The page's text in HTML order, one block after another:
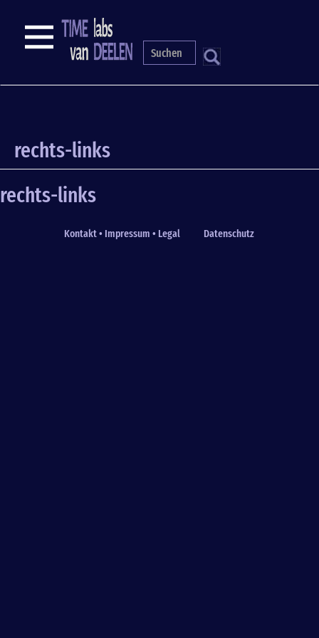
content
S
NAVIGATION
rechts-links
rechts-links
Fußzeile
Kontakt • Impressum • Legal Datenschutz